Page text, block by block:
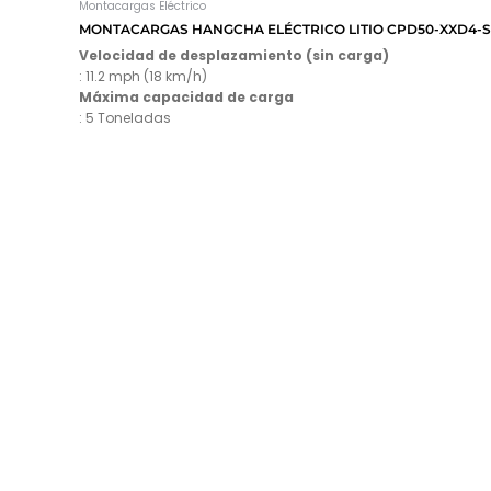
Montacargas Eléctrico
MONTACARGAS HANGCHA ELÉCTRICO LITIO CPD50-XXD4-
Velocidad de desplazamiento (sin carga)
: 11.2 mph (18 km/h)
Máxima capacidad de carga
: 5 Toneladas